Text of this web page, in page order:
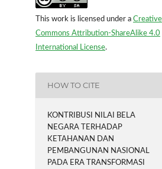
This work is licensed under a Creative
Commons Attribution-ShareAlike 4.0
International License.
HOW TO CITE
KONTRIBUSI NILAI BELA
NEGARA TERHADAP
KETAHANAN DAN
PEMBANGUNAN NASIONAL
PADA ERA TRANSFORMASI